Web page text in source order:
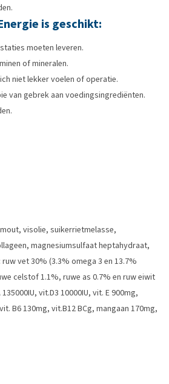
is geschikt:
moeten leveren.
of mineralen.
niet lekker voelen of operatie.
van gebrek aan voedingsingrediënten.
visolie, suikerrietmelasse,
magnesiumsulfaat heptahydraat,
vet 30% (3.3% omega 3 en 13.7%
celstof 1.1%, ruwe as 0.7% en ruw eiwit
vit.D3 10000IU, vit. E 900mg,
B6 130mg, vit.B12 BCg, mangaan 170mg,